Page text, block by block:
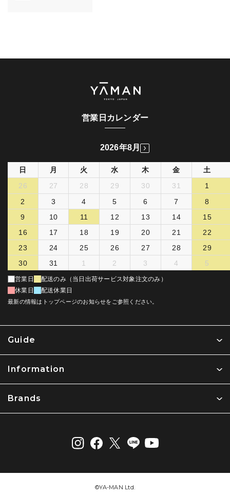
Guide
Information
Brands
営業日カレンダー
2026年8月
日 月 火 水 木 金
土
26
27 28 29 30 31
1
2
3 4 5 6 7
8
9
10 11 12 13 14
15
16
17 18 19 20 21
22
23
24 25 26 27 28
29
30
31 1 2 3 4 5
営業日
配送のみ（当日出荷サービス対象注文のみ）
休業日
配送休業日
最新の情報はトップページのお知らせをご参照ください。
©︎YA-MAN Ltd.